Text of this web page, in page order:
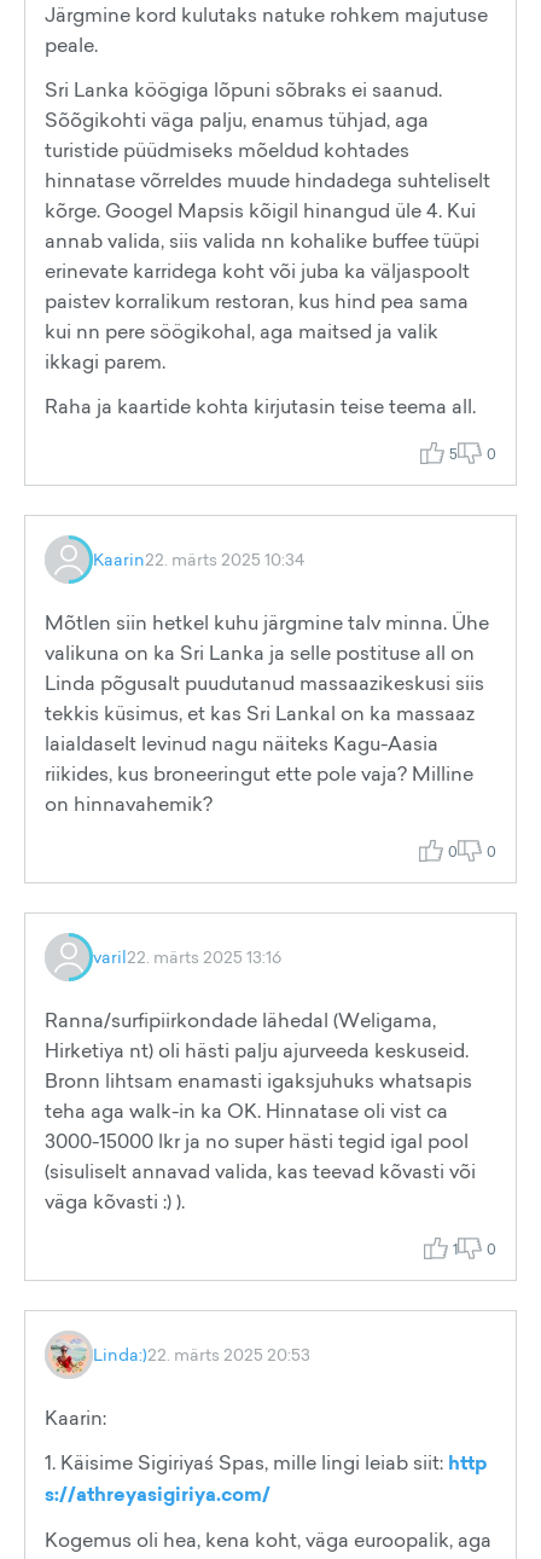
Järgmine kord kulutaks natuke rohkem majutuse
peale.
Sri Lanka köögiga lõpuni sõbraks ei saanud.
Sõõgikohti väga palju, enamus tühjad, aga
turistide püüdmiseks mõeldud kohtades
hinnatase võrreldes muude hindadega suhteliselt
kõrge. Googel Mapsis kõigil hinangud üle 4. Kui
annab valida, siis valida nn kohalike buffee tüüpi
erinevate karridega koht või juba ka väljaspoolt
paistev korralikum restoran, kus hind pea sama
kui nn pere söögikohal, aga maitsed ja valik
ikkagi parem.
Raha ja kaartide kohta kirjutasin teise teema all.
5 0
Kaarin22. märts 2025 10:34
Mõtlen siin hetkel kuhu järgmine talv minna. Ühe
valikuna on ka Sri Lanka ja selle postituse all on
Linda põgusalt puudutanud massaazikeskusi siis
tekkis küsimus, et kas Sri Lankal on ka massaaz
laialdaselt levinud nagu näiteks Kagu-Aasia
riikides, kus broneeringut ette pole vaja? Milline
on hinnavahemik?
0 0
varil22. märts 2025 13:16
Ranna/surfipiirkondade lähedal (Weligama,
Hirketiya nt) oli hästi palju ajurveeda keskuseid.
Bronn lihtsam enamasti igaksjuhuks whatsapis
teha aga walk-in ka OK. Hinnatase oli vist ca
3000-15000 lkr ja no super hästi tegid igal pool
(sisuliselt annavad valida, kas teevad kõvasti või
väga kõvasti :) ).
1 0
Linda:)22. märts 2025 20:53
Kaarin:
1. Käisime Sigiriyaś Spas, mille lingi leiab siit: http
s://athreyasigiriya.com/
Kogemus oli hea, kena koht, väga euroopalik, aga